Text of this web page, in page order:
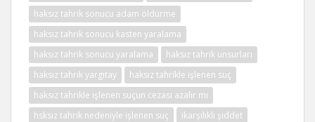
haksız tahrik sonucu adam öldürme
haksız tahrik sonucu kasten yaralama
haksız tahrik sonucu yaralama
haksız tahrik unsurları
haksız tahrik yargıtay
haksız tahrikle işlenen suç
haksız tahrikle işlenen suçun cezası azalır mı
hsksız tahrik nedeniyle işlenen suç
ikarşılıklı şiddet